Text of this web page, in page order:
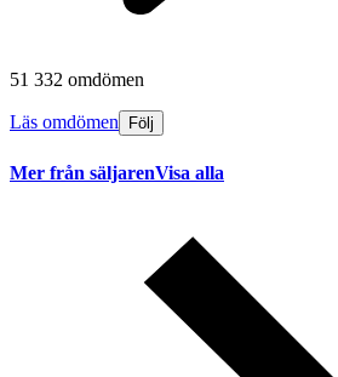
51 332 omdömen
Läs omdömen Följ
Mer från säljarenVisa alla